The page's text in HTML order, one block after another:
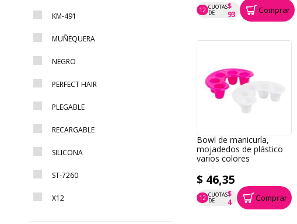
12 CUOTAS
DE
$
93
P.T.F. $ 1.117 Comprar
Bowl de manicuría,
mojadedos de plástico
varios colores
$ 46,35
12 CUOTAS
DE
$
4
P.T.F. $ 46 Comprar
KM-491
MUÑEQUERA
NEGRO
PERFECT HAIR
PLEGABLE
RECARGABLE
SILICONA
ST-7260
X12